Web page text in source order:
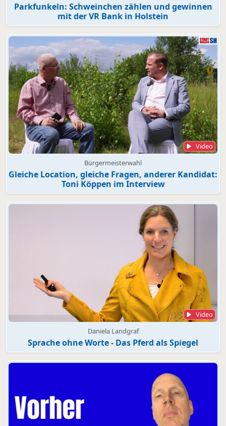
Parkfunkeln: Schweinchen zählen und gewinnen
mit der VR Bank in Holstein
Video
Bürgermeisterwahl
Gleiche Location, gleiche Fragen, anderer Kandidat:
Toni Köppen im Interview
Video
Daniela Landgraf
Sprache ohne Worte - Das Pferd als Spiegel